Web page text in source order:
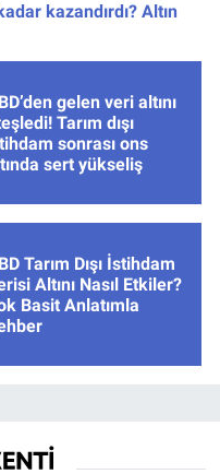
kazandırdı? Altın
gelen veri altını
Tarım dışı
sonrası ons
sert yükseliş
Tarım Dışı İstihdam
Altını Nasıl Etkiler?
Basit Anlatımla